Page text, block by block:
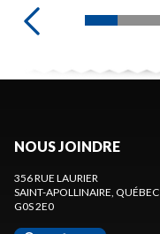
NOUS JOINDRE
356 RUE LAURIER
SAINT-APOLLINAIRE, QUÉBEC
G0S 2E0